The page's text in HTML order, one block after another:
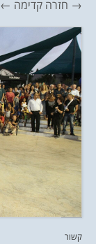
→ חזרה קדימה ←
קשור